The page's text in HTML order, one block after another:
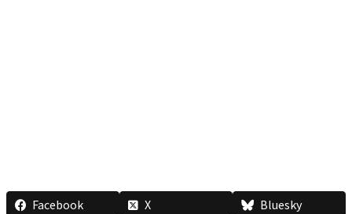
Facebook X
Bluesky